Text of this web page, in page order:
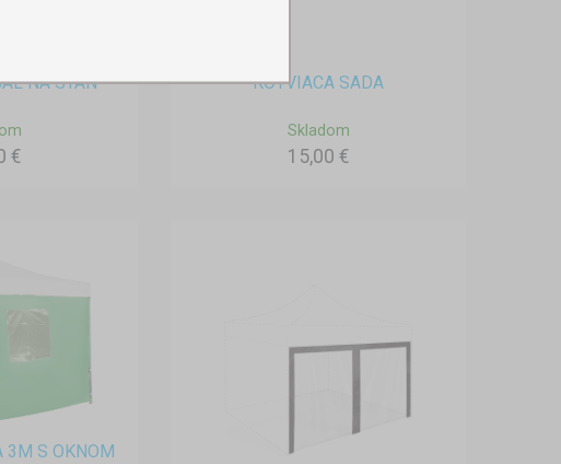
NA STAN
€
KOTVIACA SADA
Skladom
15,00 €
3M S OKNOM